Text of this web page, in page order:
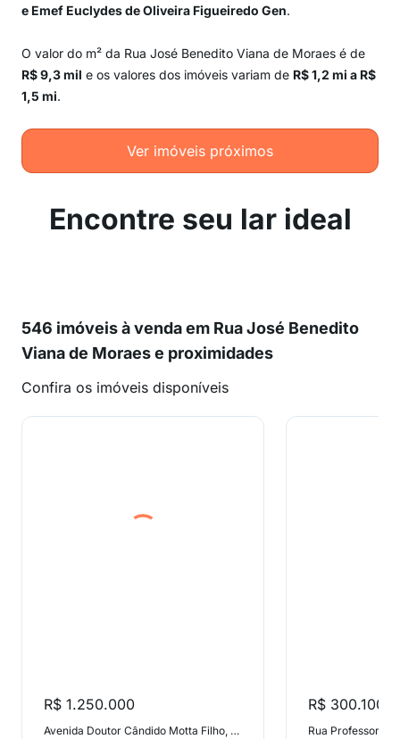
e Emef Euclydes de Oliveira Figueiredo Gen.
O valor do m² da Rua José Benedito Viana de Moraes é de
R$ 9,3 mil e os valores dos imóveis variam de R$ 1,2 mi a R$
1,5 mi.
Ver imóveis próximos
Encontre seu lar ideal
546 imóveis à venda em Rua José Benedito
Viana de Moraes e proximidades
Confira os imóveis disponíveis
R$ 1.250.000
Avenida Doutor Cândido Motta Filho, Cidade São Francisco
R$ 300.100